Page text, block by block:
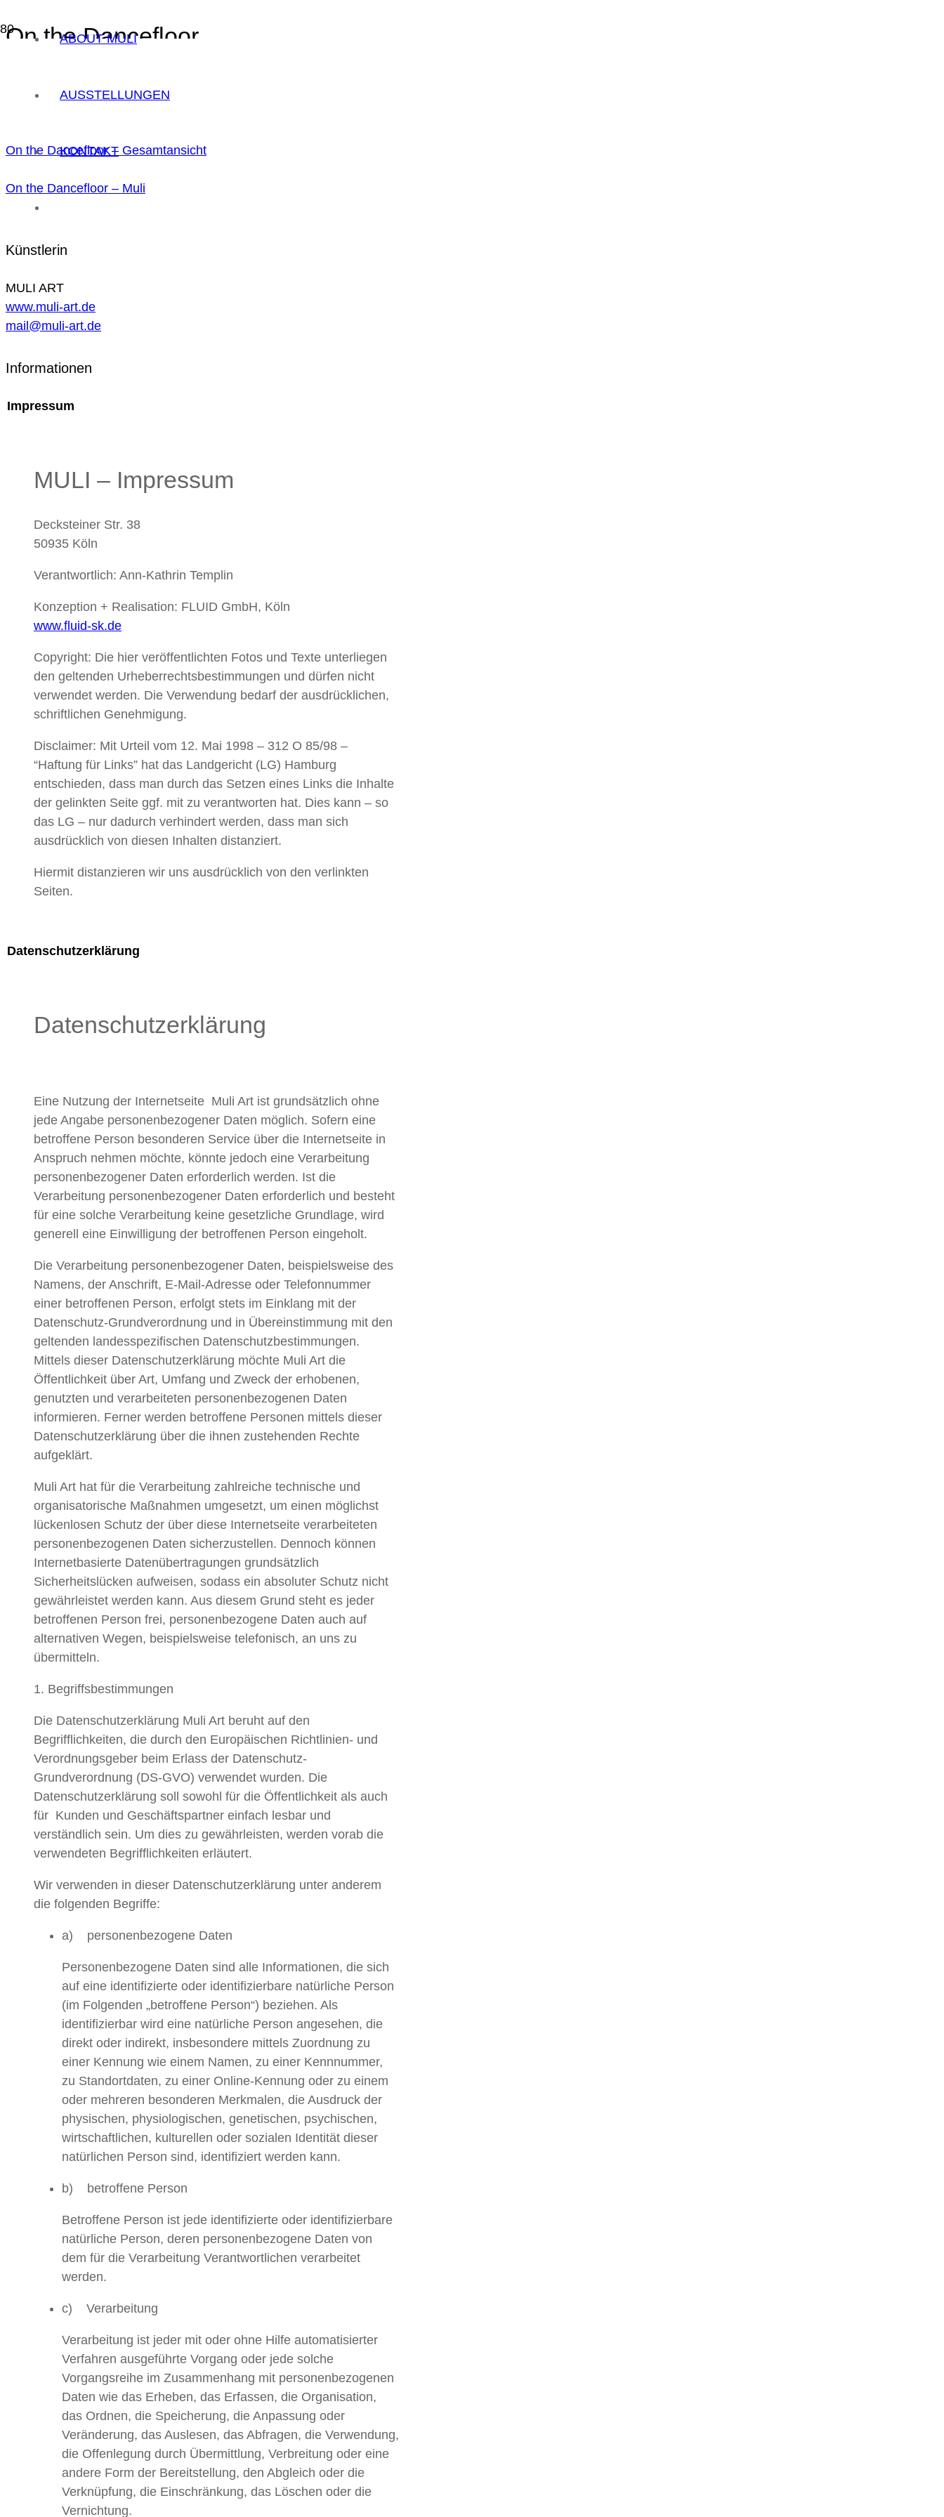
ABOUT MULI
AUSSTELLUNGEN
KONTAKT
On the Dancefloor
On the Dancefloor – Gesamtansicht
On the Dancefloor – Muli
Künstlerin
MULI ART
www.muli-art.de
mail@muli-art.de
Informationen
Impressum
MULI – Impressum
Decksteiner Str. 38
50935 Köln
Verantwortlich: Ann-Kathrin Templin
Konzeption + Realisation: FLUID GmbH, Köln
www.fluid-sk.de
Copyright: Die hier veröffentlichten Fotos und Texte unterliegen
den geltenden Urheberrechtsbestimmungen und dürfen nicht
verwendet werden. Die Verwendung bedarf der ausdrücklichen,
schriftlichen Genehmigung.
Disclaimer: Mit Urteil vom 12. Mai 1998 – 312 O 85/98 –
“Haftung für Links” hat das Landgericht (LG) Hamburg
entschieden, dass man durch das Setzen eines Links die Inhalte
der gelinkten Seite ggf. mit zu verantworten hat. Dies kann – so
das LG – nur dadurch verhindert werden, dass man sich
ausdrücklich von diesen Inhalten distanziert.
Hiermit distanzieren wir uns ausdrücklich von den verlinkten
Seiten.
Datenschutzerklärung
Datenschutzerklärung
Eine Nutzung der Internetseite Muli Art ist grundsätzlich ohne
jede Angabe personenbezogener Daten möglich. Sofern eine
betroffene Person besonderen Service über die Internetseite in
Anspruch nehmen möchte, könnte jedoch eine Verarbeitung
personenbezogener Daten erforderlich werden. Ist die
Verarbeitung personenbezogener Daten erforderlich und besteht
für eine solche Verarbeitung keine gesetzliche Grundlage, wird
generell eine Einwilligung der betroffenen Person eingeholt.
Die Verarbeitung personenbezogener Daten, beispielsweise des
Namens, der Anschrift, E-Mail-Adresse oder Telefonnummer
einer betroffenen Person, erfolgt stets im Einklang mit der
Datenschutz-Grundverordnung und in Übereinstimmung mit den
geltenden landesspezifischen Datenschutzbestimmungen.
Mittels dieser Datenschutzerklärung möchte Muli Art die
Öffentlichkeit über Art, Umfang und Zweck der erhobenen,
genutzten und verarbeiteten personenbezogenen Daten
informieren. Ferner werden betroffene Personen mittels dieser
Datenschutzerklärung über die ihnen zustehenden Rechte
aufgeklärt.
Muli Art hat für die Verarbeitung zahlreiche technische und
organisatorische Maßnahmen umgesetzt, um einen möglichst
lückenlosen Schutz der über diese Internetseite verarbeiteten
personenbezogenen Daten sicherzustellen. Dennoch können
Internetbasierte Datenübertragungen grundsätzlich
Sicherheitslücken aufweisen, sodass ein absoluter Schutz nicht
gewährleistet werden kann. Aus diesem Grund steht es jeder
betroffenen Person frei, personenbezogene Daten auch auf
alternativen Wegen, beispielsweise telefonisch, an uns zu
übermitteln.
1. Begriffsbestimmungen
Die Datenschutzerklärung Muli Art beruht auf den
Begrifflichkeiten, die durch den Europäischen Richtlinien- und
Verordnungsgeber beim Erlass der Datenschutz-
Grundverordnung (DS-GVO) verwendet wurden. Die
Datenschutzerklärung soll sowohl für die Öffentlichkeit als auch
für Kunden und Geschäftspartner einfach lesbar und
verständlich sein. Um dies zu gewährleisten, werden vorab die
verwendeten Begrifflichkeiten erläutert.
Wir verwenden in dieser Datenschutzerklärung unter anderem
die folgenden Begriffe:
a) personenbezogene Daten
Personenbezogene Daten sind alle Informationen, die sich
auf eine identifizierte oder identifizierbare natürliche Person
(im Folgenden „betroffene Person“) beziehen. Als
identifizierbar wird eine natürliche Person angesehen, die
direkt oder indirekt, insbesondere mittels Zuordnung zu
einer Kennung wie einem Namen, zu einer Kennnummer,
zu Standortdaten, zu einer Online-Kennung oder zu einem
oder mehreren besonderen Merkmalen, die Ausdruck der
physischen, physiologischen, genetischen, psychischen,
wirtschaftlichen, kulturellen oder sozialen Identität dieser
natürlichen Person sind, identifiziert werden kann.
b) betroffene Person
Betroffene Person ist jede identifizierte oder identifizierbare
natürliche Person, deren personenbezogene Daten von
dem für die Verarbeitung Verantwortlichen verarbeitet
werden.
c) Verarbeitung
Verarbeitung ist jeder mit oder ohne Hilfe automatisierter
Verfahren ausgeführte Vorgang oder jede solche
Vorgangsreihe im Zusammenhang mit personenbezogenen
Daten wie das Erheben, das Erfassen, die Organisation,
das Ordnen, die Speicherung, die Anpassung oder
Veränderung, das Auslesen, das Abfragen, die Verwendung,
die Offenlegung durch Übermittlung, Verbreitung oder eine
andere Form der Bereitstellung, den Abgleich oder die
Verknüpfung, die Einschränkung, das Löschen oder die
Vernichtung.